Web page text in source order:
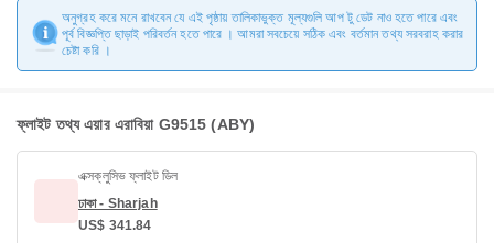
অনুগ্রহ করে মনে রাখবেন যে এই পৃষ্ঠায় তালিকাভুক্ত মূল্যগুলি আপ টু ডেট নাও হতে পারে এবং
পূর্ব বিজ্ঞপ্তি ছাড়াই পরিবর্তন হতে পারে । আমরা সবচেয়ে সঠিক এবং বর্তমান তথ্য সরবরাহ করার
চেষ্টা করি ।
ফ্লাইট তথ্য এয়ার এরাবিয়া G9515 (ABY)
এক্সক্লুসিভ ফ্লাইট ডিল
ঢাকা - Sharjah
US$ 341.84